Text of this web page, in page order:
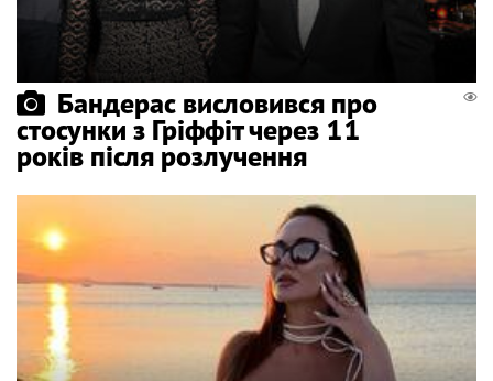
Бандерас висловився про
стосунки з Гріффіт через 11
років після розлучення